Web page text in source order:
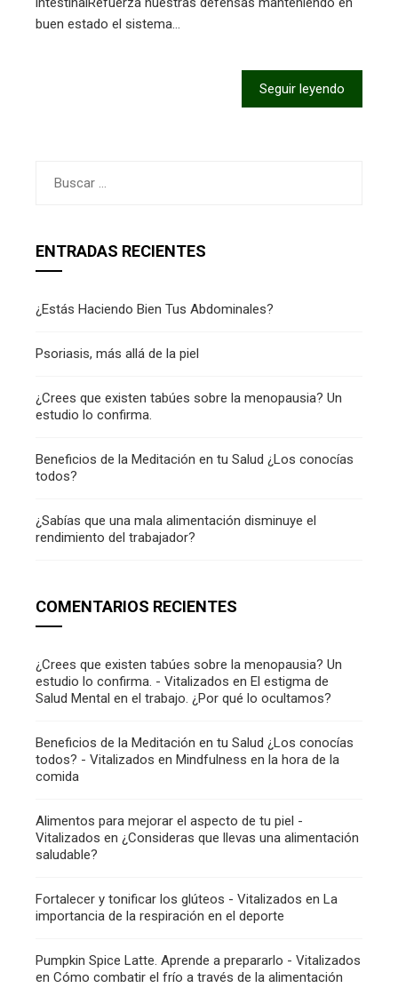
buen estado el sistema…
Seguir leyendo
ENTRADAS RECIENTES
¿Estás Haciendo Bien Tus Abdominales?
Psoriasis, más allá de la piel
¿Crees que existen tabúes sobre la menopausia? Un
estudio lo confirma.
Beneficios de la Meditación en tu Salud ¿Los conocías
todos?
¿Sabías que una mala alimentación disminuye el
rendimiento del trabajador?
COMENTARIOS RECIENTES
¿Crees que existen tabúes sobre la menopausia? Un
estudio lo confirma. - Vitalizados en El estigma de
Salud Mental en el trabajo. ¿Por qué lo ocultamos?
Beneficios de la Meditación en tu Salud ¿Los conocías
todos? - Vitalizados en Mindfulness en la hora de la
comida
Alimentos para mejorar el aspecto de tu piel -
Vitalizados en ¿Consideras que llevas una alimentación
saludable?
Fortalecer y tonificar los glúteos - Vitalizados en La
importancia de la respiración en el deporte
Pumpkin Spice Latte. Aprende a prepararlo - Vitalizados
en Cómo combatir el frío a través de la alimentación